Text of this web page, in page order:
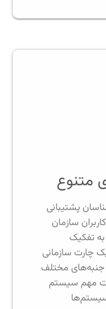
متنوع
پشتیبانی
سازمان
به تفکیک
چارت سازمانی
جنبه‌های مختلف
مهم سیستم